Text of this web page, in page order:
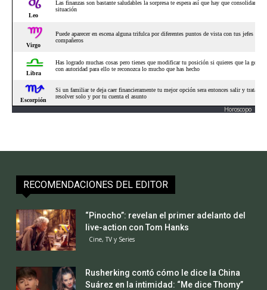
Horoscopo
RECOMENDACIONES DEL EDITOR
“Pinocho”: revelan el primer adelanto del
live-action con Tom Hanks
Cine, TV y Series
Rusherking contó cómo le dice la China
Suárez en la intimidad: “Me dice Thomy”